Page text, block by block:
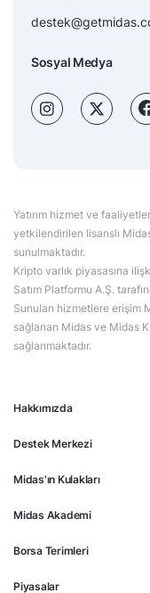
Hakkımızda
Destek Merkezi
Midas'ın Kulakları
Midas Akademi
Borsa Terimleri
Piyasalar
Sosyal Medya
Yatırım hizmet ve
yetkilendirilen lisanslı
sunulmaktadır.
Kripto varlık piyasasına
Satım Platformu A.Ş.
Sunulan hizmetlere erişim
sağlanan Midas ve Midas
sağlanmaktadır.